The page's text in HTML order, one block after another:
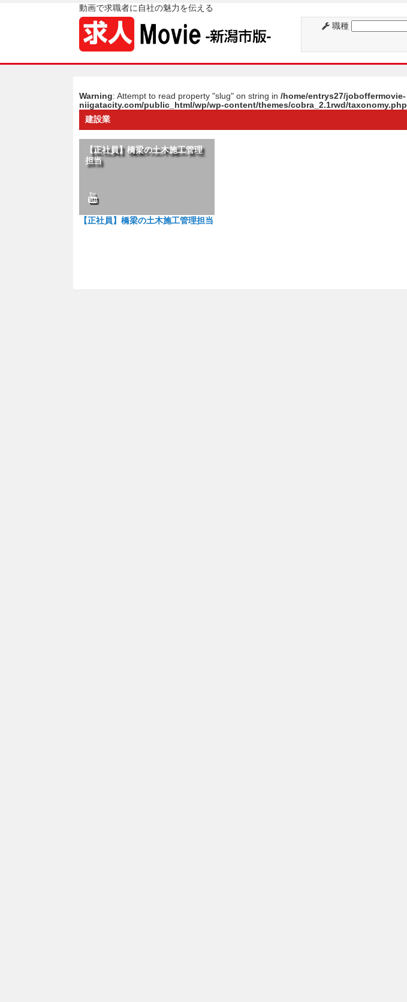
動画で求職者に自社の魅力を伝える
職種
Warning: Attempt to read property "slug" on string in /home/entrys27/joboffermovie-
niigatacity.com/public_html/wp/wp-content/themes/cobra_2.1rwd/taxonomy.php
建設業
【正社員】橋梁の土木施工管理
担当
【正社員】橋梁の土木施工管理担当